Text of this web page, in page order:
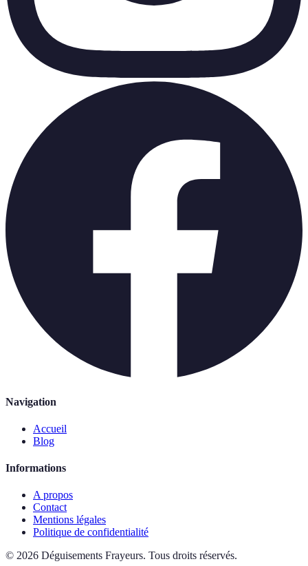
Navigation
Accueil
Blog
Informations
A propos
Contact
Mentions légales
Politique de confidentialité
© 2026 Déguisements Frayeurs. Tous droits réservés.